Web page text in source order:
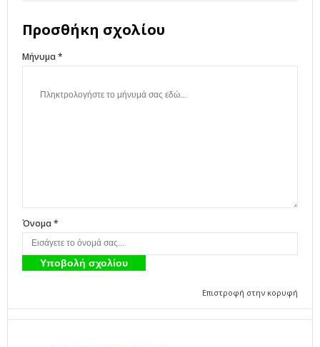
Προσθήκη σχολίου
Μήνυμα *
Όνομα *
Επιστροφή στην κορυφή